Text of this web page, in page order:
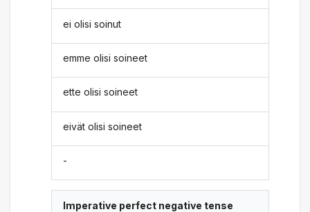
ei olisi soinut
emme olisi soineet
ette olisi soineet
eivät olisi soineet
-
Imperative perfect negative tense